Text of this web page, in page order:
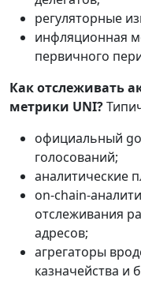
регуляторные
инфляционная
первичного
Как отслеживать
метрики UNI?
официальный
голосований;
аналитические
on-chain-
отслеживания
адресов;
агрегаторы
казначейства и